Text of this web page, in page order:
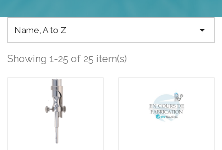
Name, A to Z 
Showing 1-25 of 25 item(s)